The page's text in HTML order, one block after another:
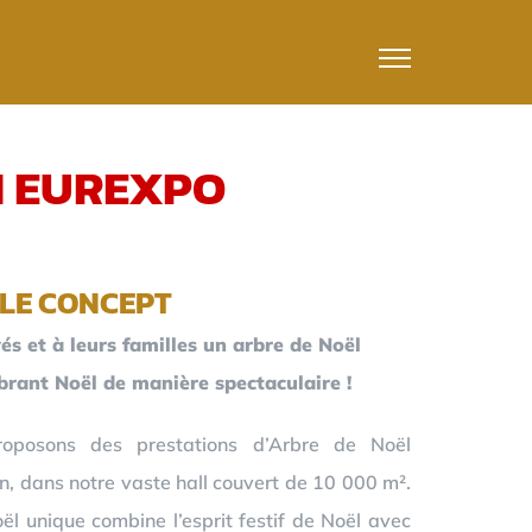
EUREXPO
LE CONCEPT
et à leurs familles un arbre de Noël
Noël de manière spectaculaire !
des prestations d’Arbre de Noël
dans notre vaste hall couvert de 10 000 m².
unique combine l’esprit festif de Noël avec